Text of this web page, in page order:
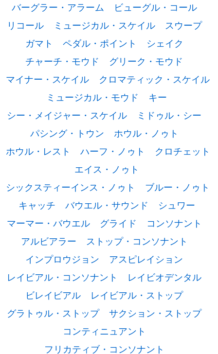
バーグラー・アラーム
ビューグル・コール
リコール
ミュージカル・スケイル
スウープ
ガマト
ペダル・ポイント
シェイク
チャーチ・モウド
グリーク・モウド
マイナー・スケイル
クロマティック・スケイル
ミュージカル・モウド
キー
シー・メイジャー・スケイル
ミドゥル・シー
パシング・トウン
ホウル・ノゥト
ホウル・レスト
ハーフ・ノゥト
クロチェット
エイス・ノゥト
シックスティーインス・ノゥト
ブルー・ノゥト
キャッチ
バウエル・サウンド
シュワー
マーマー・バウエル
グライド
コンソナント
アルビアラー
ストップ・コンソナント
インプロウジョン
アスピレイション
レイビアル・コンソナント
レイビオデンタル
ビレイビアル
レイビアル・ストップ
グラトゥル・ストップ
サクション・ストップ
コンティニュアント
フリカティブ・コンソナント